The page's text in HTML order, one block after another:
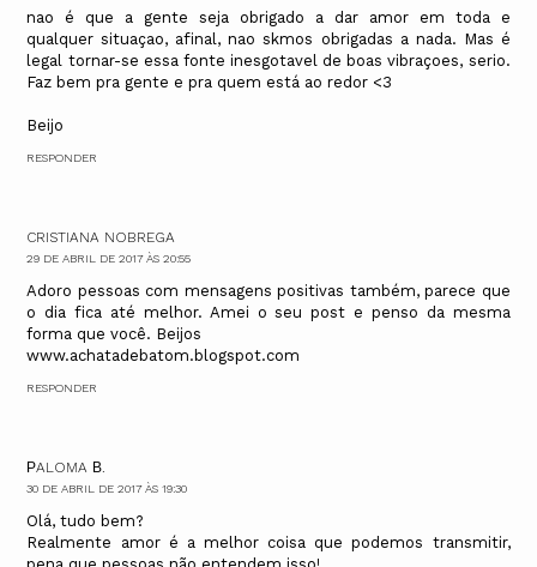
nao é que a gente seja obrigado a dar amor em toda e
qualquer situaçao, afinal, nao skmos obrigadas a nada. Mas é
legal tornar-se essa fonte inesgotavel de boas vibraçoes, serio.
Faz bem pra gente e pra quem está ao redor <3
Beijo
RESPONDER
CRISTIANA NOBREGA
29 DE ABRIL DE 2017 ÀS 20:55
Adoro pessoas com mensagens positivas também, parece que
o dia fica até melhor. Amei o seu post e penso da mesma
forma que você. Beijos
www.achatadebatom.blogspot.com
RESPONDER
ΡALOMA Β.
30 DE ABRIL DE 2017 ÀS 19:30
Olá, tudo bem?
Realmente amor é a melhor coisa que podemos transmitir,